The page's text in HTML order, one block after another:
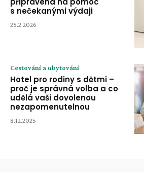
s nečekanými výdaji
25.2.2026
Cestování a ubytování
Hotel pro rodiny s dětmi –
proč je správná volba a co
udělá vaši dovolenou
nezapomenutelnou
8.12.2025